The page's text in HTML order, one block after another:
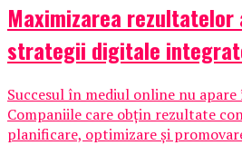
Maximizarea
strategii digitale
Succesul în mediul online nu
Companiile care obțin rezultate
planificare, optimizare și